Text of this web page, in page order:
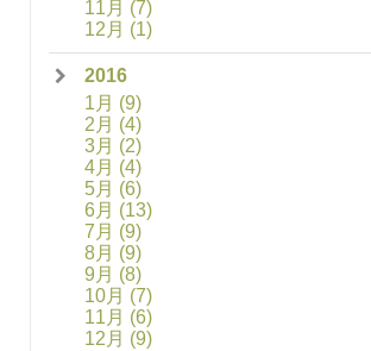
11月 (7)
12月 (1)
2016
1月 (9)
2月 (4)
3月 (2)
4月 (4)
5月 (6)
6月 (13)
7月 (9)
8月 (9)
9月 (8)
10月 (7)
11月 (6)
12月 (9)